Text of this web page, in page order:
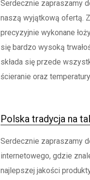
Serdecznie zapraszamy
naszą wyjątkową ofertą.
precyzyjnie wykonane
się bardzo wysoką
składa się przede
ścieranie oraz
Polska tradycja na
Serdecznie zapraszamy
internetowego, gdzie
najlepszej jakości